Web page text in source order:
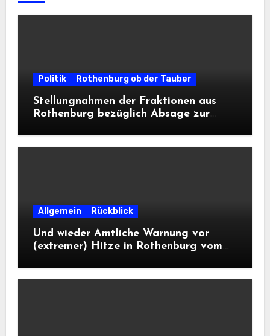
Politik Rothenburg ob der Tauber
Stellungnahmen der Fraktionen aus
Rothenburg bezüglich Absage zur
Allgemein Rückblick
Und wieder Amtliche Warnung vor
(extremer) Hitze in Rothenburg vom